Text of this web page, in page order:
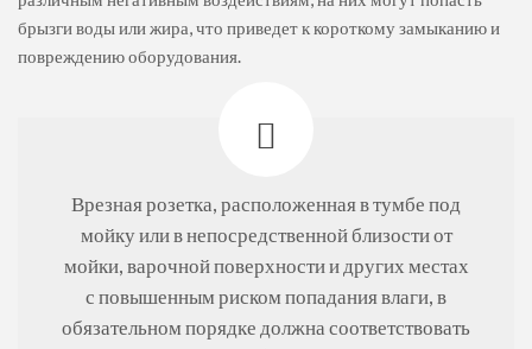
брызги воды или жира, что приведет к короткому замыканию и
повреждению оборудования.
Врезная розетка, расположенная в тумбе под
мойку или в непосредственной близости от
мойки, варочной поверхности и других местах
с повышенным риском попадания влаги, в
обязательном порядке должна соответствовать